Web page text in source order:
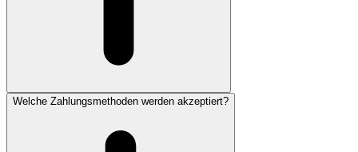
Welche Zahlungsmethoden werden akzeptiert?